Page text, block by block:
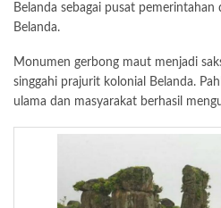
Belanda sebagai pusat
Belanda.
Monumen gerbong maut menjadi
singgahi prajurit kolonial Belanda.
ulama dan masyarakat berhasil